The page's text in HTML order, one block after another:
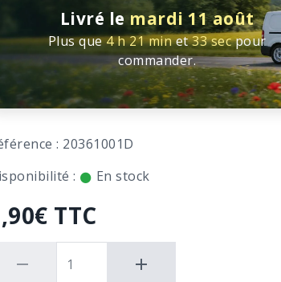
Livré le mardi 11 août
Plus que4 h 21 minet33 secpour
commander.
: 20361001D
:
En stock
TTC